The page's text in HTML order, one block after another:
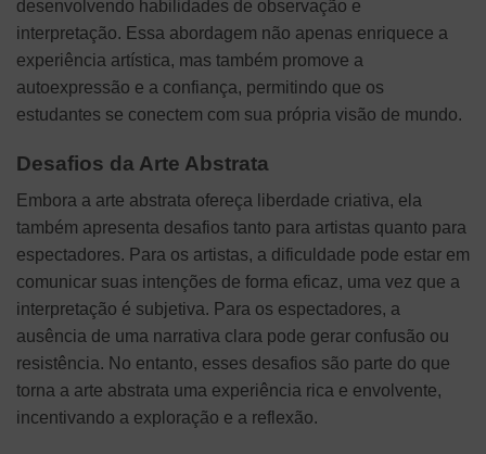
desenvolvendo habilidades de observação e
interpretação. Essa abordagem não apenas enriquece a
experiência artística, mas também promove a
autoexpressão e a confiança, permitindo que os
estudantes se conectem com sua própria visão de mundo.
Desafios da Arte Abstrata
Embora a arte abstrata ofereça liberdade criativa, ela
também apresenta desafios tanto para artistas quanto para
espectadores. Para os artistas, a dificuldade pode estar em
comunicar suas intenções de forma eficaz, uma vez que a
interpretação é subjetiva. Para os espectadores, a
ausência de uma narrativa clara pode gerar confusão ou
resistência. No entanto, esses desafios são parte do que
torna a arte abstrata uma experiência rica e envolvente,
incentivando a exploração e a reflexão.